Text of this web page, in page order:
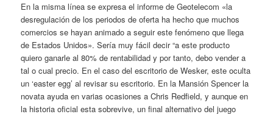
En la misma línea se expresa el informe de Geotelecom «la
desregulación de los periodos de oferta ha hecho que muchos
comercios se hayan animado a seguir este fenómeno que llega
de Estados Unidos». Sería muy fácil decir “a este producto
quiero ganarle al 80% de rentabilidad y por tanto, debo vender a
tal o cual precio. En el caso del escritorio de Wesker, este oculta
un ‘easter egg’ al revisar su escritorio. En la Mansión Spencer la
novata ayuda en varias ocasiones a Chris Redfield, y aunque en
la historia oficial esta sobrevive, un final alternativo del juego